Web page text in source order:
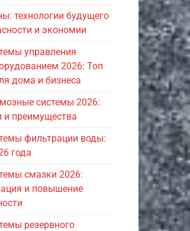
технологии будущего
и экономии
управления
2026: Топ
дома и бизнеса
системы 2026:
и преимущества
фильтрации воды:
года
смазки 2026:
и повышение
резервного